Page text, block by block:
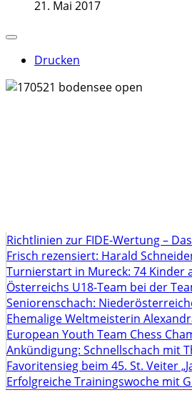
21. Mai 2017
Drucken
Richtlinien zur FIDE-Wertung –
Frisch rezensiert: Harald
Turnierstart in Mureck: 74 Kinder
Österreichs U18-Team bei der
Seniorenschach:
Ehemalige Weltmeisterin
European Youth Team Chess
Ankündigung: Schnellschach mit
Favoritensieg beim 45. St. Veiter
Erfolgreiche Trainingswoche mit